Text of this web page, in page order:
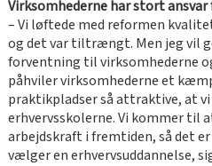
Virksomhederne har stort
– Vi løftede med reformen
og det var tiltrængt. Men jeg vil
forventning til virksomhederne
påhviler virksomhederne et
praktikpladser så attraktive, at
erhvervsskolerne. Vi kommer til
arbejdskraft i fremtiden, så det
vælger en erhvervsuddannelse,